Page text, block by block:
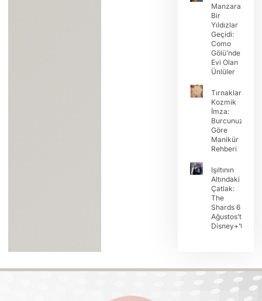
Manzaralı
Bir
Yıldızlar
Geçidi:
Como
Gölü’nde
Evi Olan
Ünlüler
Tırnaklarda
Kozmik
İmza:
Burcunuza
Göre
Manikür
Rehberi
Işıltının
Altındaki
Çatlak:
The
Shards 6
Ağustos’ta
Disney+’ta